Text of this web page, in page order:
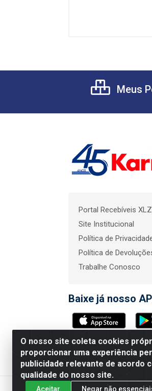
O nosso site coleta cookies
proporcionar uma experiência
publicidade relevante de acordo
qualidade do nosso site.
Aceitar Negar não
Meus
Portal Recebíveis XLZ
Site Institucional
Política de
Política de
Trabalhe Conosco
Baixe já nosso